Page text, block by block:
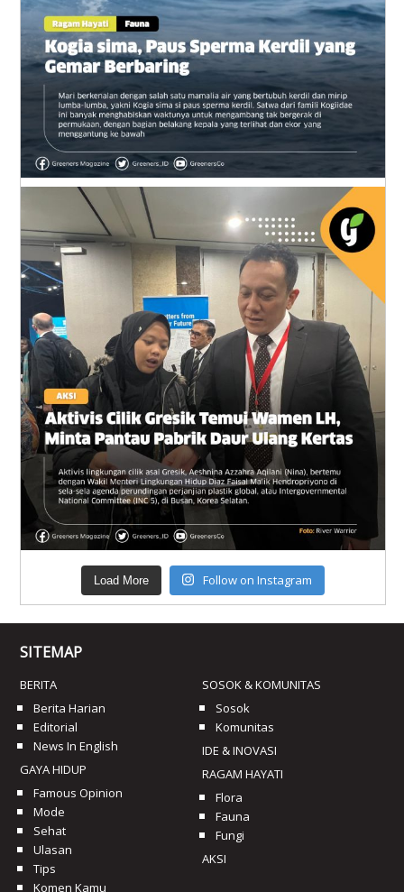
Load More Follow on Instagram
SITEMAP
BERITA
Berita Harian
Editorial
News In English
GAYA HIDUP
Famous Opinion
Mode
Sehat
Ulasan
Tips
Komen Kamu
SOSOK & KOMUNITAS
Sosok
Komunitas
IDE & INOVASI
RAGAM HAYATI
Flora
Fauna
Fungi
AKSI